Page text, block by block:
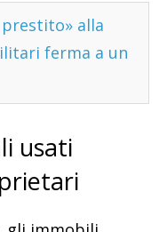
alla
ferma a un
usati